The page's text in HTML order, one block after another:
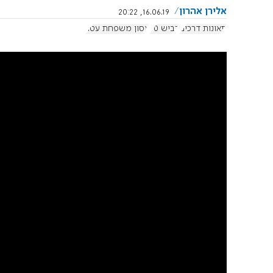
אלירן אהרון
16.06.19, 20:22
תאונות דרכים כביש 90 אסון משפחת עטר